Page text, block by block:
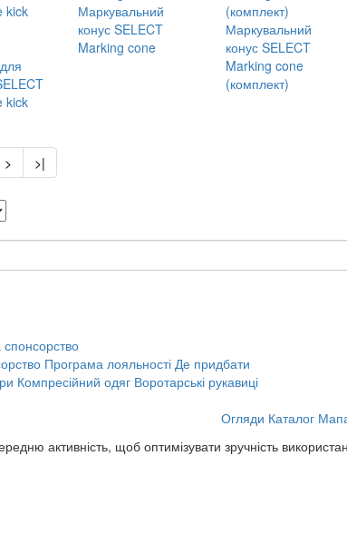
kick
Маркувальний
конус SELECT
Marking cone
Маркувальний
конус SELECT
Marking cone
(комплект)
> >|
Програма лояльності Де придбати
Компресійний одяг Воротарські рукавиці
Огляди Каталог
активність, щоб оптимізувати зручність